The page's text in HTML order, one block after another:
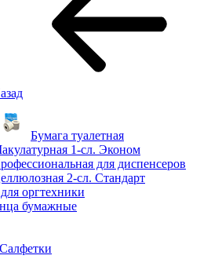
Бумага туалетная
1-сл. Эконом
для диспенсеров
2-сл. Стандарт
оргтехники
бумажные
Салфетки